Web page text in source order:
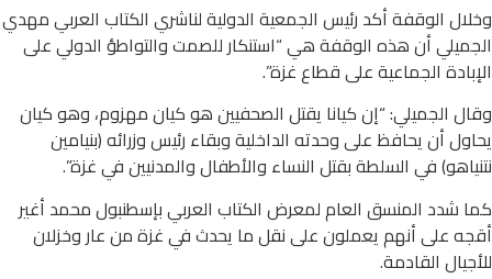
وخلال الوقفة أكد رئيس الجمعية الدولية لناشري الكتاب العربي مهدي
الجميلي أن هذه الوقفة هي “استنكار للصمت والتواطؤ الدولي على
الإبادة الجماعية على قطاع غزة”.
وقال الجميلي: “إن كيانا يقتل الصحفيين هو كيان مهزوم، وهو كيان
يحاول أن يحافظ على وحدته الداخلية وبقاء رئيس وزرائه (بنيامين
نتنياهو) في السلطة بقتل النساء والأطفال والمدنيين في غزة”.
كما شدد المنسق العام لمعرض الكتاب العربي بإسطنبول محمد أغير
أقجه على أنهم يعملون على نقل ما يحدث في غزة من عار وخزلان
للأجيال القادمة.